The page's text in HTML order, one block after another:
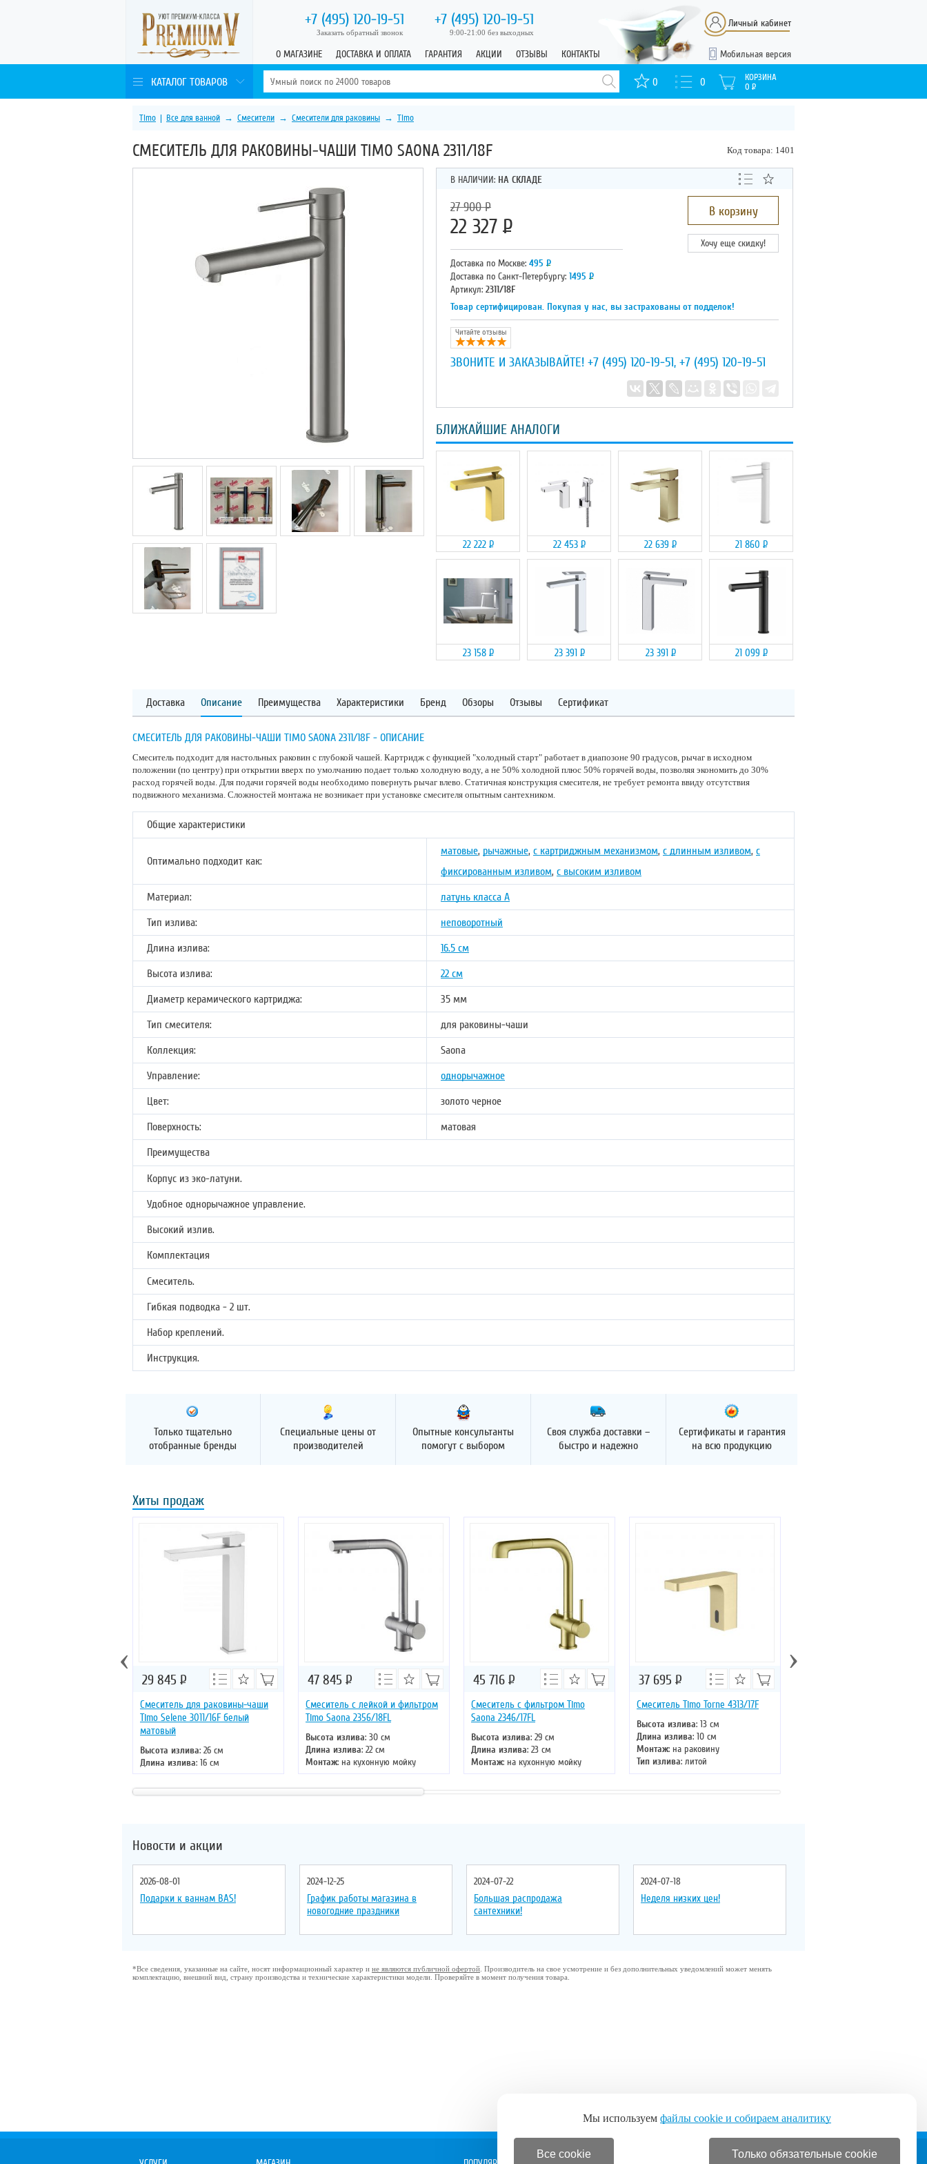
+7 (495) 120-19-51 +7 (495) 120-19-51
Заказать обратный звонок 9:00-21:00 без выходных
О МАГАЗИНЕ ДОСТАВКА И ОПЛАТА ГАРАНТИЯ АКЦИИ ОТЗЫВЫ КОНТАКТЫ Мобильная версия
Личный кабинет
КАТАЛОГ ТОВАРОВ 0 0
КОРЗИНА
0 Р
Timo | Все для ванной → Смесители → Смесители для раковины → Timo
Код товара: 1401
СМЕСИТЕЛЬ ДЛЯ РАКОВИНЫ-ЧАШИ TIMO SAONA 2311/18F
В НАЛИЧИИ: НА СКЛАДЕ
27 900Р
22 327 Р
В корзину
Хочу еще скидку!
Доставка по Москве: 495 Р
Доставка по Санкт-Петербургу: 1495 Р
Артикул: 2311/18F
Товар сертифицирован. Покупая у нас, вы застрахованы от подделок!
Читайте отзывы
ЗВОНИТЕ И ЗАКАЗЫВАЙТЕ! +7 (495) 120-19-51, +7 (495) 120-19-51
БЛИЖАЙШИЕ АНАЛОГИ
22 222 Р 22 453 Р 22 639 Р 21 860 Р
23 158 Р 23 391 Р 23 391 Р 21 099 Р
Доставка Описание Преимущества Характеристики Бренд Обзоры Отзывы Сертификат
СМЕСИТЕЛЬ ДЛЯ РАКОВИНЫ-ЧАШИ TIMO SAONA 2311/18F - ОПИСАНИЕ
Смеситель подходит для настольных раковин с глубокой чашей. Картридж с функцией "холодный старт" работает в диапозоне 90 градусов, рычаг в исходном
положении (по центру) при открытии вверх по умолчанию подает только холодную воду, а не 50% холодной плюс 50% горячей воды, позволяя экономить до 30%
расход горячей воды. Для подачи горячей воды необходимо повернуть рычаг влево. Статичная конструкция смесителя, не требует ремонта ввиду отсутствия
подвижного механизма. Сложностей монтажа не возникает при установке смесителя опытным сантехником.
Общие характеристики
Оптимально подходит как:
матовые, рычажные, с картриджным механизмом, с длинным изливом, с
фиксированным изливом, с высоким изливом
Материал:
латунь класса А
Тип излива:
неповоротный
Длина излива:
16.5 см
Высота излива:
22 см
Диаметр керамического картриджа:
35 мм
Тип смесителя:
для раковины-чаши
Коллекция:
Saona
Управление:
однорычажное
Цвет:
золото черное
Поверхность:
матовая
Преимущества
Корпус из эко-латуни.
Удобное однорычажное управление.
Высокий излив.
Комплектация
Смеситель.
Гибкая подводка - 2 шт.
Набор креплений.
Инструкция.
Только тщательно
отобранные бренды
Специальные цены от
производителей
Опытные консультанты
помогут с выбором
Своя служба доставки –
быстро и надежно
Сертификаты и гарантия
на всю продукцию
Хиты продаж
Смеситель для раковины-чаши
Timo Selene 3011/16F белый
матовый
Высота излива: 26 см
Длина излива: 16 см
Монтаж: на раковину
Тип излива: литой
29 845 Р
Смеситель с лейкой и фильтром
Timo Saona 2356/18FL
Высота излива: 30 см
Длина излива: 22 см
Монтаж: на кухонную мойку
Тип излива: поворотный
Управление: однорычажное
Цвет смесителя: черное золото
47 845 Р
Смеситель с фильтром Timo
Saona 2346/17FL
Высота излива: 29 см
Длина излива: 23 см
Монтаж: на кухонную мойку
Тип излива: поворотный
45 716 Р
Смеситель Timo Torne 4313/17F
Высота излива: 13 см
Длина излива: 10 см
Монтаж: на раковину
Тип излива: литой
Управление: однорычажное
37 695 Р
‹ ›
Новости и акции
2026-08-01
Подарки к ваннам BAS!
2024-12-25
График работы магазина в
новогодние праздники
2024-07-22
Большая распродажа
сантехники!
2024-07-18
Неделя низких цен!
*Все сведения, указанные на сайте, носят информационный характер и не являются публичной офертой . Производитель на свое усмотрение и без дополнительных уведомлений может менять
комплектацию, внешний вид, страну производства и технические характеристики модели. Проверяйте в момент получения товара.
Мы используем файлы cookie и собираем аналитику
Все cookie Только обязательные cookie